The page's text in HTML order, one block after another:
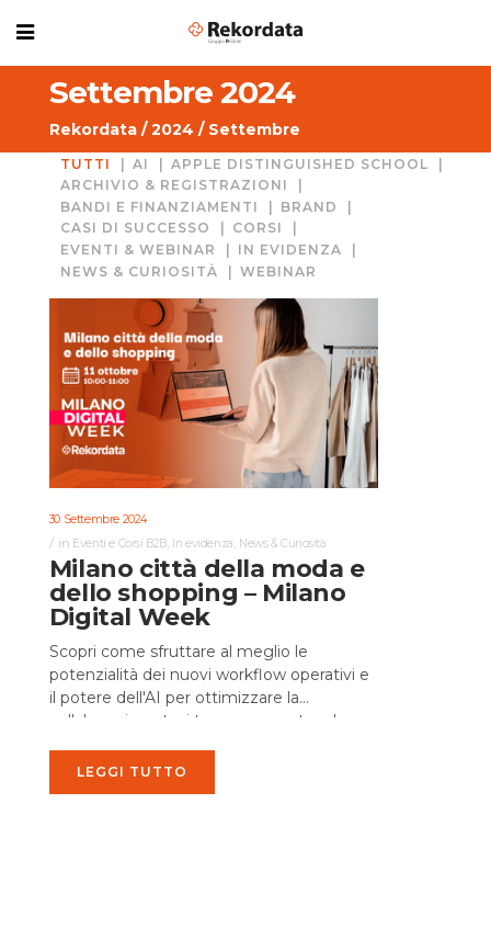
Settembre 2024
Rekordata /2024 / Settembre
TUTTI AI
APPLE DISTINGUISHED SCHOOL
ARCHIVIO & REGISTRAZIONI
BANDI E FINANZIAMENTI
BRAND
CASI DI SUCCESSO
CORSI
EVENTI & WEBINAR
IN EVIDENZA
NEWS & CURIOSITÀ
WEBINAR
30 Settembre 2024
in Eventi e Corsi B2B In evidenza News & Curiosità
Milano città della moda e
dello shopping – Milano
Digital Week
Scopri come sfruttare al meglio le
potenzialità dei nuovi workflow operativi e
il potere dell'AI per ottimizzare la
collaborazione tra i team, aumentare la
LEGGI TUTTO